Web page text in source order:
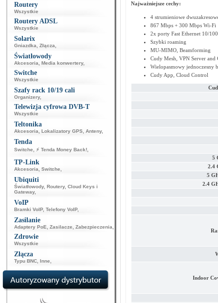
Routery
Wszystkie
Routery ADSL
Wszystkie
Solarix
Gniazdka Złącza
Światłowody
Akcesoria Media konwertery,
Switche
Wszystkie
Szafy rack 10/19 cali
Organizery,
Telewizja cyfrowa DVB-T
Wszystkie
Teltonika
Akcesoria Lokalizatory GPS Anteny,
Tenda
Switche ⚡ Tenda Money Back!
TP-Link
Akcesoria Switche
Ubiquiti
Światłowody, Routery, Cloud Keys i
Gateway,
VoIP
Bramki VoIP, Telefony VoIP,
Zasilanie
Adaptery PoE Zasilacze Zabezpieczenia
Zdrowie
Wszystkie
Złącza
Typu BNC Inne
Najważniejsze cechy:
4 strumieniowe
867 Mbps + 300 Mbps Wi-Fi
2x porty Fast Ethernet 10/
Szybki roaming
MU-MIMO, Beamforming
Cudy Mesh, VPN Server and
Wielopasmowy jednoczesny
Cudy App, Cloud Control
5
2.4
5
2.4
Indoor